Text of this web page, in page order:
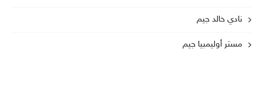
نادي خالد جيم
مستر أوليمبيا جيم